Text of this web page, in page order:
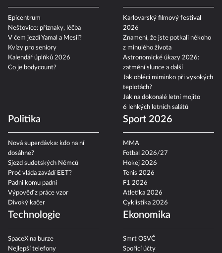
Epicentrum
Neštovice: příznaky, léčba
V čem jezdí Yamal a Mesii?
Kvízy pro seniory
Kalendář úplňků 2026
Co je bodycount?
Karlovarský filmový festival
2026
Znamení, že jste potkali někoho
z minulého života
Astronomické úkazy 2026:
zatmění slunce a další
Jak obléci miminko při vysokých
teplotách?
Jak na dokonalé letní mojito
6 lehkých letních salátů
Politika
Nová superdávka: kdo na ní
dosáhne?
Sjezd sudetských Němců
Proč vláda zavádí EET?
Padni komu padni
Výpověď z práce vzor
Divoký kačer
Sport 2026
MMA
Fotbal 2026/27
Hokej 2026
Tenis 2026
F1 2026
Atletika 2026
Cyklistika 2026
Technologie
SpaceX na burze
Nejlepší telefony
Ekonomika
Smrt OSVČ
Spořicí účty